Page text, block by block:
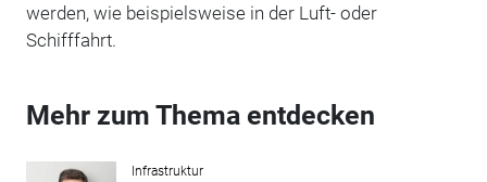
werden, wie beispielsweise in der Luft- oder
Schifffahrt.
Mehr zum Thema entdecken
Infrastruktur